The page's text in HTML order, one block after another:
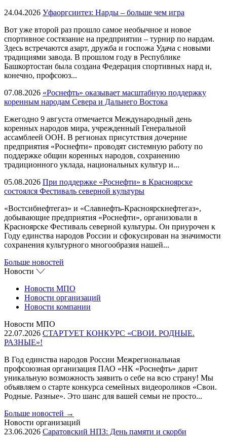
24.04.2026 Уфаоргсинтез: Нарды – больше чем игра
Вот уже второй раз прошло самое необычное и новое
спортивное состязание на предприятии – турнир по нардам.
Здесь встречаются азарт, дружба и госпожа Удача с новыми
традициями завода. В прошлом году в Республике
Башкортостан была создана Федерация спортивных нард и,
конечно, профсоюз...
07.08.2026 «Роснефть» оказывает масштабную поддержку
коренным народам Севера и Дальнего Востока
Ежегодно 9 августа отмечается Международный день
коренных народов мира, учрежденный Генеральной
ассамблеей ООН. В регионах присутствия дочерние
предприятия «Роснефти» проводят системную работу по
поддержке общин коренных народов, сохранению
традиционного уклада, национальных культур и...
05.08.2026 При поддержке «Роснефти» в Красноярске
состоялся Фестиваль северной культуры
«Востсибнефтегаз» и «Славнефть-Красноярскнефтегаз»,
добывающие предприятия «Роснефти», организовали в
Красноярске Фестиваль северной культуры. Он приурочен к
Году единства народов России и сфокусирован на значимости
сохранения культурного многообразия нашей...
Больше новостей
Новости
Новости МПО
Новости организаций
Новости компании
Новости МПО
22.07.2026 СТАРТУЕТ КОНКУРС «СВОИ. РОДНЫЕ.
РАЗНЫЕ»!
В Год единства народов России Межрегиональная
профсоюзная организация ПАО «НК «Роснефть» дарит
уникальную возможность заявить о себе на всю страну! Мы
объявляем о старте конкурса семейных видеороликов «Свои.
Родные. Разные». Это шанс для вашей семьи не просто...
Больше новостей →
Новости организаций
23.06.2026 Саратовский НПЗ: День памяти и скорби